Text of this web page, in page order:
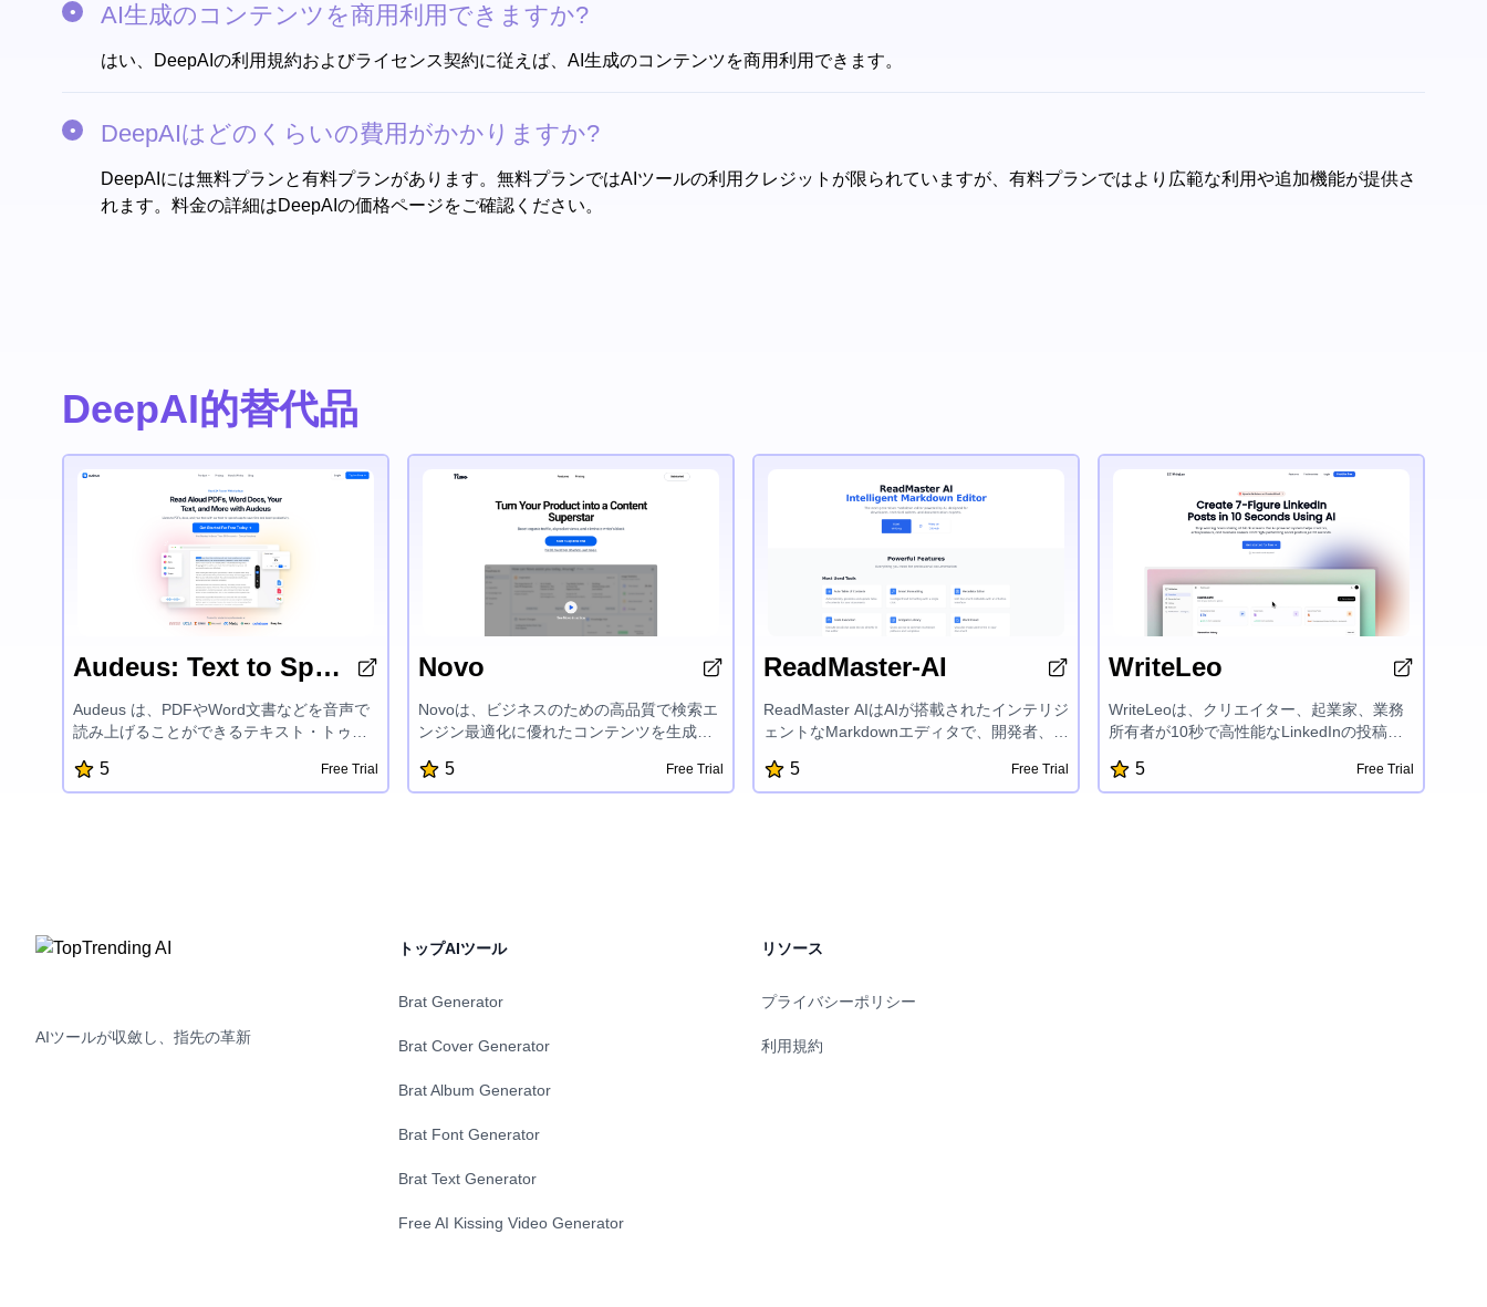
AI生成のコンテンツを商用利用できますか?
はい、DeepAIの利用規約およびライセンス契約に従えば、AI生成のコンテンツを商用利用できます。
DeepAIはどのくらいの費用がかかりますか?
DeepAIには無料プランと有料プランがあります。無料プランではAIツールの利用クレジットが限られていますが、有料プランではより広範な利用や追加機能が提供さ
れます。料金の詳細はDeepAIの価格ページをご確認ください。
DeepAI的替代品
Audeus: Text to Speech Reader
Audeus は、PDFやWord文書などを音声で
読み上げることができるテキスト・トゥ・
の向上、理解力と記憶力の強化に役立ちま
す。リアルな声、スムーズなテキストハイ
5 Free Trial
Novo
Novoは、ビジネスのための高品質で検索エ
ンジン最適化に優れたコンテンツを生成す
ツ作成プラットフォームです。直感的なイ
ンターフェイスを備えたNovoは、カスタマ
ーチは、お客様の言語で書かれたお手頃な
ーガニックトラフィックを生み出します。
5 Free Trial
ReadMaster-AI
ReadMaster AIはAIが搭載されたインテリジ
ェントなMarkdownエディタで、開発者、テ
の専門家を対象に設計されています。自動
目次、高度な書式設定、メタデータエディ
5 Free Trial
WriteLeo
WriteLeoは、クリエイター、起業家、業務
所有者が10秒で高性能なLinkedInの投稿を
ツ作成プラットフォームです。AIライティ
ング、スマートな投稿スケジューリング、
5 Free Trial
AIツールが収斂し、指先の革新
トップAIツール
Brat Generator
Brat Cover Generator
Brat Album Generator
Brat Font Generator
Brat Text Generator
Free AI Kissing Video Generator
リソース
プライバシーポリシー
利用規約